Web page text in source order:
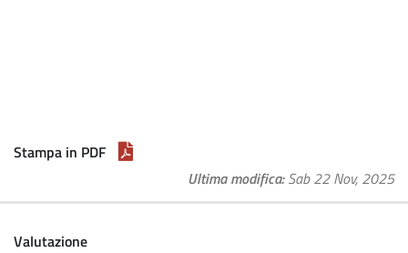
Stampa in PDF
Ultima modifica Sab 22 Nov, 2025
Valutazione